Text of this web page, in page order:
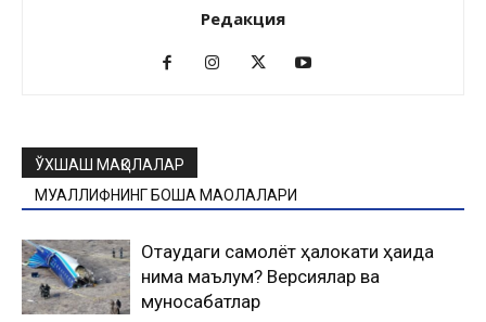
Редакция
ЎХШАШ МАҚОЛАЛАР
МУАЛЛИФНИНГ БОШҚА МАҚОЛАЛАРИ
Оқтаудаги самолёт ҳалокати ҳақида
нима маълум? Версиялар ва
муносабатлар